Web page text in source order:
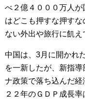
べ２億４０００万人
はどこも押すな押す
ない外出や旅行に飢え
中国は、3月に開かれ
を一新したが、新指
ナ政策で落ち込んだ
２２年のＧＤＰ成長